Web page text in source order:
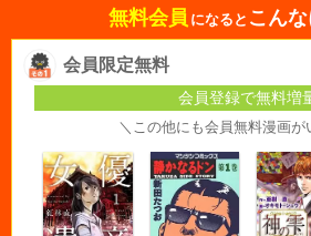
無料会員 になると こんな
会員限定無料
会員登録で無料増
＼この他にも会員無料漫画が